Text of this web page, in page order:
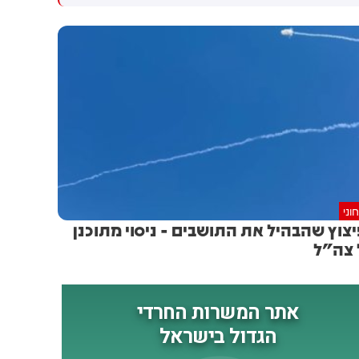
הביטחון. בדיון הוצגו חלופות
זון. צה״ל מיהר להכריז מצד אחד
שהבהיל את התושבים - ניסוי מתוכנן
צה"ל